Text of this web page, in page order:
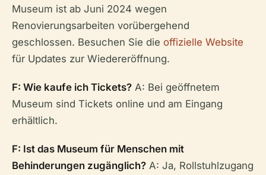
Museum ist ab Juni 2024 wegen
Renovierungsarbeiten vorübergehend
geschlossen. Besuchen Sie die offizielle Website
für Updates zur Wiedereröffnung.
F: Wie kaufe ich Tickets? A: Bei geöffnetem
Museum sind Tickets online und am Eingang
erhältlich.
F: Ist das Museum für Menschen mit
Behinderungen zugänglich? A: Ja, Rollstuhlzugang